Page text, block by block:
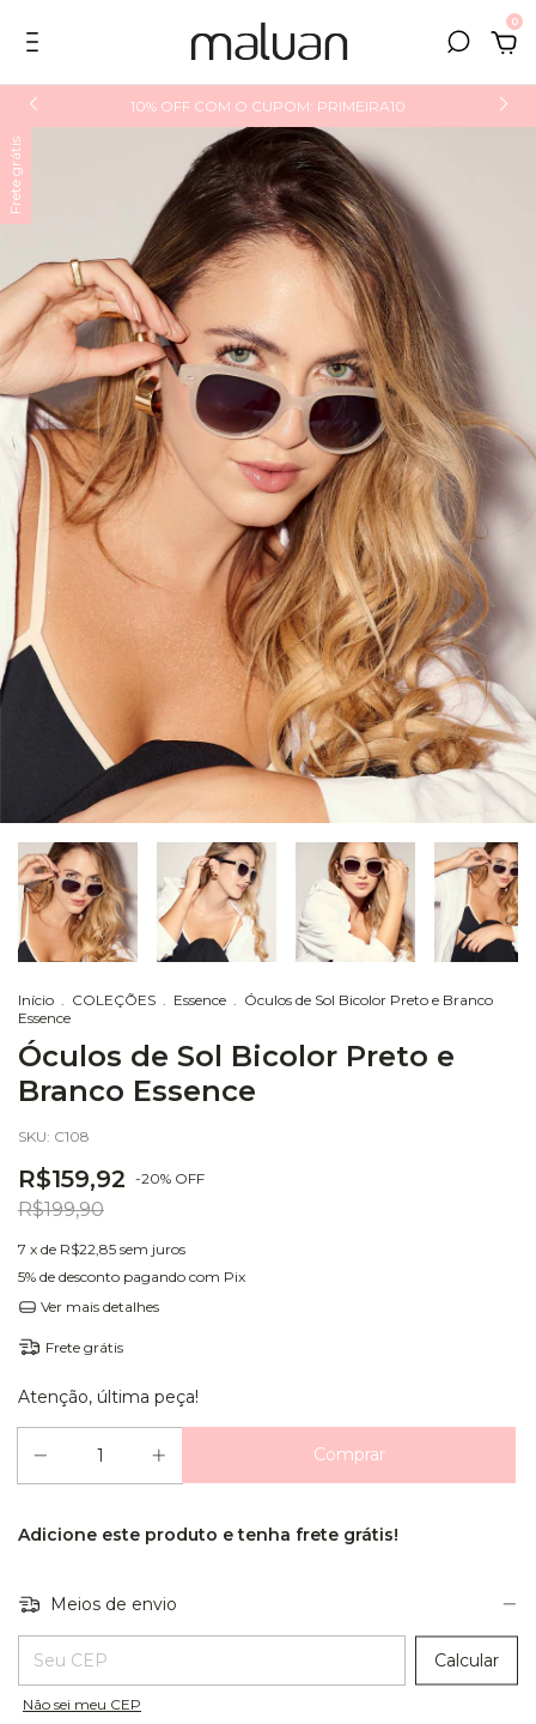
0
10% OFF COM O CUPOM: PRIMEIRA10
Frete grátis
Início . COLEÇÕES . Essence . Óculos de Sol Bicolor Preto e Branco
Essence
Óculos de Sol Bicolor Preto e
Branco Essence
SKU: C108
R$159,92 -20% OFF
R$199,90
7 x de R$22,85 sem juros
5% de desconto pagando com Pix
Ver mais detalhes
Frete grátis
Atenção, última peça!
Adicione este produto etenha frete grátis!
Meios de envio
Entregas para o CEP:
Calcular
Não sei meu CEP